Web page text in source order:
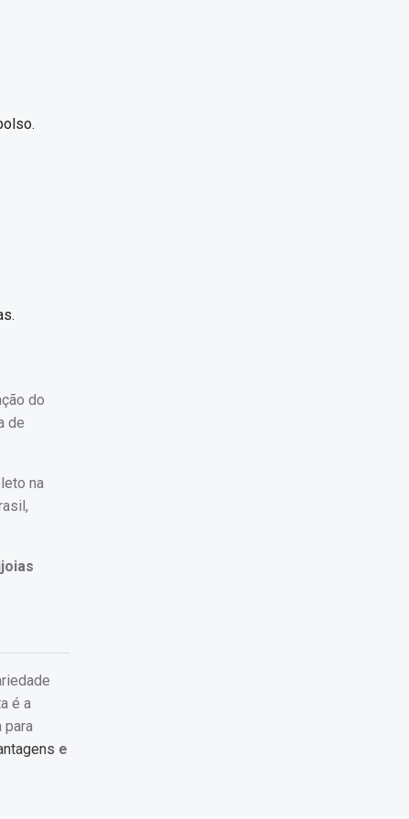
do
de
na
é a
para
e